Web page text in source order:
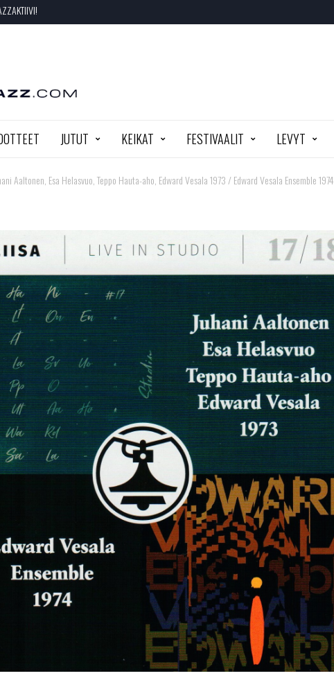
JUTUT KEIKAT FESTIVAALIT LEVYT
Aaltonen, Esa Helasvuo, Teppo Hauta-aho, Edward Vesala 1973 / Edward Vesala Ensemble 1974